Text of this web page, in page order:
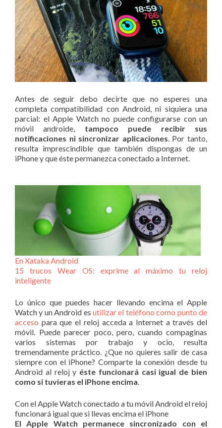
Antes de seguir debo decirte que no esperes una
completa compatibilidad con Android, ni siquiera una
parcial: el Apple Watch no puede configurarse con un
móvil androide, tampoco puede recibir sus
notificaciones ni sincronizar aplicaciones . Por tanto,
resulta imprescindible que también dispongas de un
iPhone y que éste permanezca conectado a Internet.
En Xataka Android
15 trucos Wear OS: exprime al máximo tu reloj
inteligente
Lo único que puedes hacer llevando encima el Apple
Watch y un Android es utilizar el teléfono como punto de
acceso para que el reloj acceda a Internet a través del
móvil. Puede parecer poco, pero, cuando compaginas
varios sistemas por trabajo y ocio, resulta
tremendamente práctico. ¿Que no quieres salir de casa
siempre con el iPhone? Comparte la conexión desde tu
Android al reloj y éste funcionará casi igual de bien
como si tuvieras el iPhone encima
Con el Apple Watch conectado a tu móvil Android el reloj
funcionará igual que si llevas encima el iPhone
El Apple Watch permanece sincronizado con el